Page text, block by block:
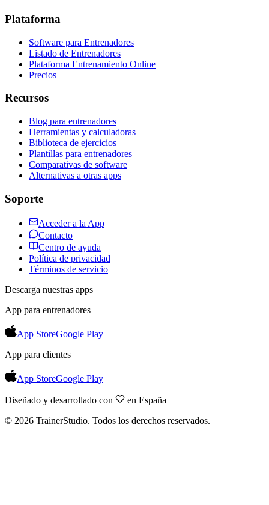
Plataforma
Software para Entrenadores
Listado de Entrenadores
Plataforma Entrenamiento Online
Precios
Recursos
Blog para entrenadores
Herramientas y calculadoras
Biblioteca de ejercicios
Plantillas para entrenadores
Comparativas de software
Alternativas a otras apps
Soporte
Acceder a la App
Contacto
Centro de ayuda
Política de privacidad
Términos de servicio
Descarga nuestras apps
App para entrenadores
App StoreGoogle Play
App para clientes
App StoreGoogle Play
Diseñado y desarrollado con
en España
© 2026 TrainerStudio. Todos los derechos reservados.